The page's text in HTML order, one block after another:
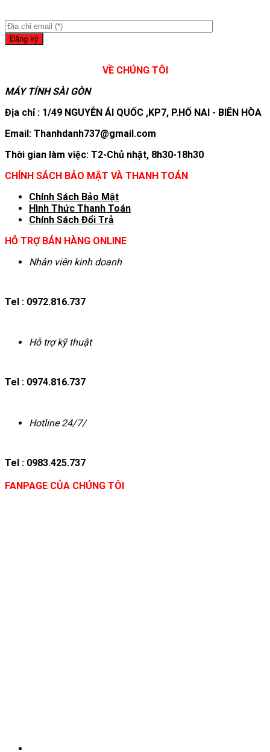
VỀ CHÚNG TÔI
MÁY TÍNH SÀI GÒN
Địa chỉ : 1/49 NGUYỄN ÁI QUỐC ,KP7, P.HỐ NAI - BIÊN HÒA
Email: Thanhdanh737@gmail.com
Thời gian làm việc: T2-Chủ nhật, 8h30-18h30
CHÍNH SÁCH BẢO MẬT VÀ THANH TOÁN
Chính Sách Bảo Mật
Hình Thức Thanh Toán
Chính Sách Đổi Trả
HỖ TRỢ BÁN HÀNG ONLINE
Nhân viên kinh doanh
Tel : 0972.816.737
Hỗ trợ kỹ thuật
Tel : 0974.816.737
Hotline 24/7/
Tel : 0983.425.737
FANPAGE CỦA CHÚNG TÔI